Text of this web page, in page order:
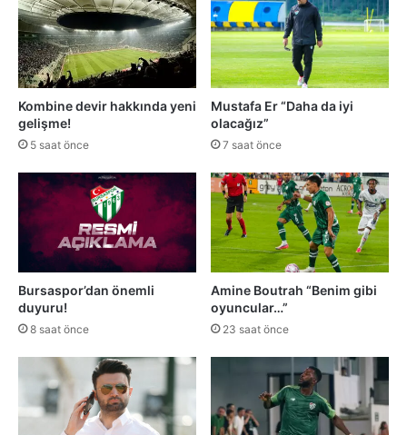
Kombine devir hakkında yeni
gelişme!
5 saat önce
Mustafa Er “Daha da iyi
olacağız”
7 saat önce
Bursaspor’dan önemli
duyuru!
8 saat önce
Amine Boutrah “Benim gibi
oyuncular…”
23 saat önce